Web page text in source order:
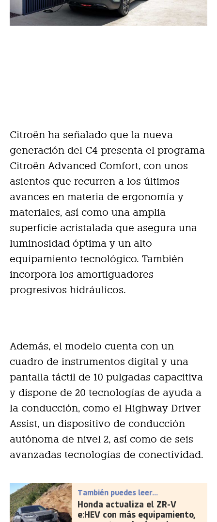
Citroën ha señalado que la nueva
generación del C4 presenta el programa
Citroën Advanced Comfort, con unos
asientos que recurren a los últimos
avances en materia de ergonomía y
materiales, así como una amplia
superficie acristalada que asegura una
luminosidad óptima y un alto
equipamiento tecnológico. También
incorpora los amortiguadores
progresivos hidráulicos.
Además, el modelo cuenta con un
cuadro de instrumentos digital y una
pantalla táctil de 10 pulgadas capacitiva
y dispone de 20 tecnologías de ayuda a
la conducción, como el Highway Driver
Assist, un dispositivo de conducción
autónoma de nivel 2, así como de seis
avanzadas tecnologías de conectividad.
También puedes leer...
Honda actualiza el ZR-V
e:HEV con más equipamiento,